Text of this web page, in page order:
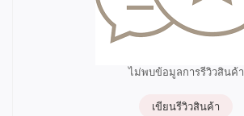
ไม่พบข้อมูลการรีวิวสินค้า
เขียนรีวิวสินค้า